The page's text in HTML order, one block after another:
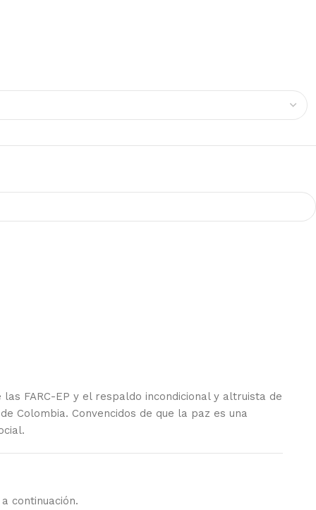
FARC-EP y el respaldo incondicional y altruista de
Colombia. Convencidos de que la paz es una
continuación.